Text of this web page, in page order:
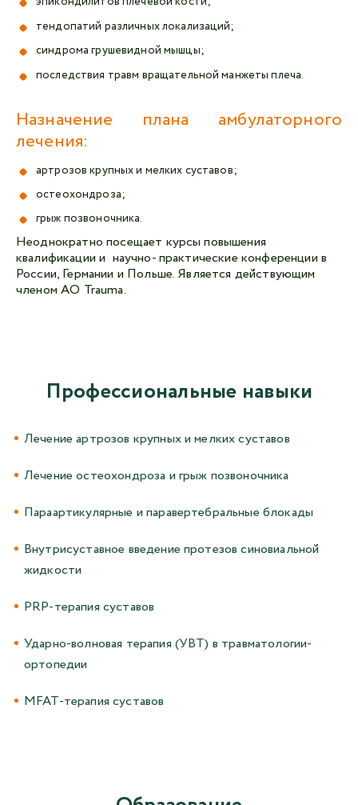
тендопатий различных локализаций;
синдрома грушевидной мышцы;
последствия травм вращательной манжеты плеча.
Назначение плана амбулаторного
лечения:
артрозов крупных и мелких суставов;
остеохондроза;
грыж позвоночника.
Неоднократно посещает курсы повышения
квалификации и научно- практические конференции в
России, Германии и Польше. Является действующим
членом AO Trauma.
Профессиональные навыки
Лечение артрозов крупных и мелких суставов
Лечение остеохондроза и грыж позвоночника
Параартикулярные и паравертебральные блокады
Внутрисуставное введение протезов синовиальной
жидкости
PRP-терапия суставов
Ударно-волновая терапия (УВТ) в травматологии-
ортопедии
MFAT-терапия суставов